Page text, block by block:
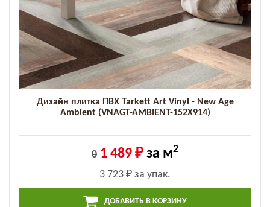
Дизайн плитка ПВХ Tarkett Art Vinyl - New Age
Ambient (VNAGT-AMBIENT-152X914)
0 1 489 ₽ за м2
3 723 ₽ за упак.
ДОБАВИТЬ В КОРЗИНУ